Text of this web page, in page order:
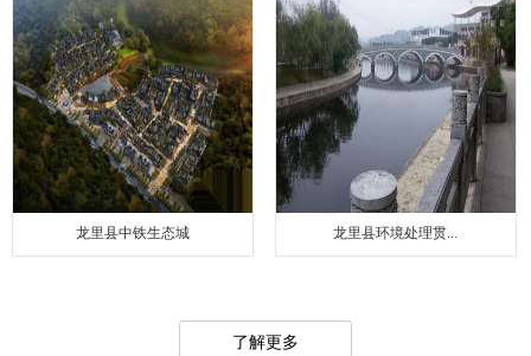
龙里县中铁生态城 龙里县环境处理贯...
了解更多